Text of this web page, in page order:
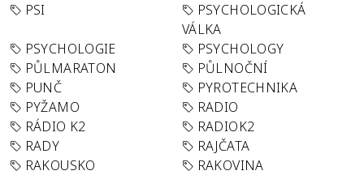
PSI
PSYCHOLOGICKÁ
VÁLKA
PSYCHOLOGIE
PSYCHOLOGY
PŮLMARATON
PŮLNOČNÍ
PUNČ
PYROTECHNIKA
PYŽAMO
RADIO
RÁDIO K2
RADIOK2
RADY
RAJČATA
RAKOUSKO
RAKOVINA